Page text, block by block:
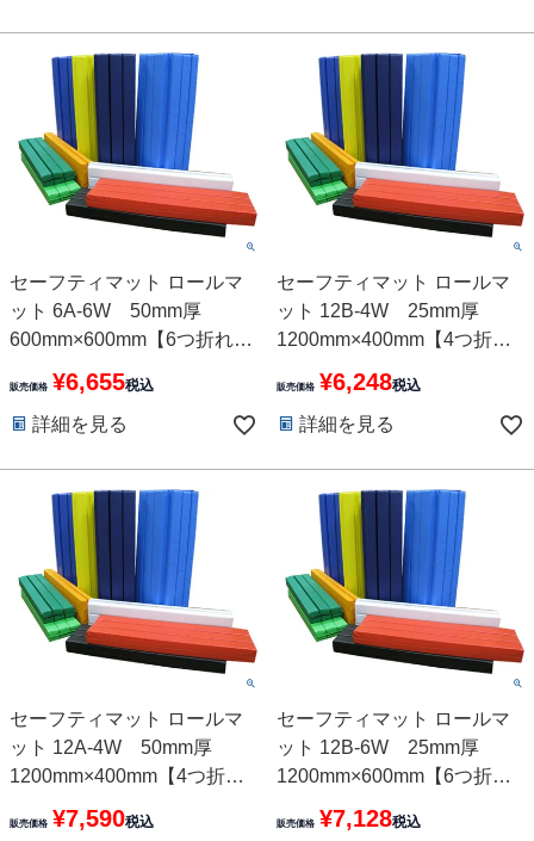
セーフティマット ロールマ
ット 6A-6W 50mm厚
600mm×600mm【6つ折れ】
販売価格 ¥6,655税込
詳細を見る
セーフティマット ロールマ
ット 12B-4W 25mm厚
1200mm×400mm【4つ折
販売価格 ¥6,248税込
詳細を見る
セーフティマット ロールマ
ット 12A-4W 50mm厚
1200mm×400mm【4つ折
販売価格 ¥7,590税込
セーフティマット ロールマ
ット 12B-6W 25mm厚
1200mm×600mm【6つ折
販売価格 ¥7,128税込